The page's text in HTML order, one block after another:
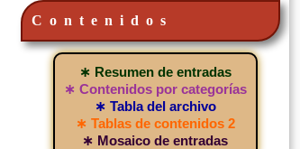
Contenidos
∗ Resumen de entradas
∗ Contenidos por categorías
∗ Tabla del archivo
∗ Tablas de contenidos 2
∗ Mosaico de entradas